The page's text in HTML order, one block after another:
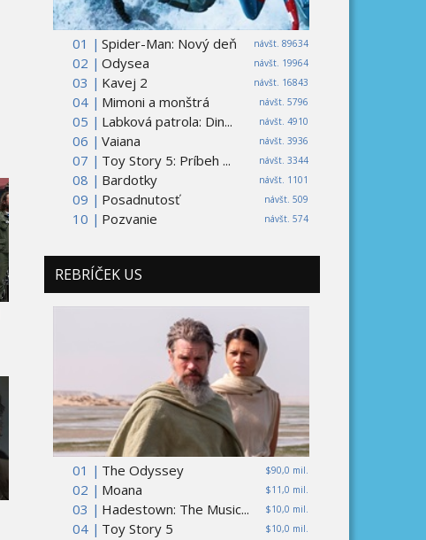
01 | návšt. 89634
Spider-Man: Nový deň
02 |
návšt. 19964
Odysea
03 |
návšt. 16843
Kavej 2
04 |
návšt. 5796
Mimoni a monštrá
05 |
návšt. 4910
Labková patrola: Din...
06 |
návšt. 3936
Vaiana
07 |
návšt. 3344
Toy Story 5: Príbeh ...
08 |
návšt. 1101
Bardotky
09 |
návšt. 509
Posadnutosť
10 |
návšt. 574
Pozvanie
REBRÍČEK US
01 | $90,0 mil.
The Odyssey
02 |
$11,0 mil.
Moana
03 |
$10,0 mil.
Hadestown: The Music...
04 |
$10,0 mil.
Toy Story 5